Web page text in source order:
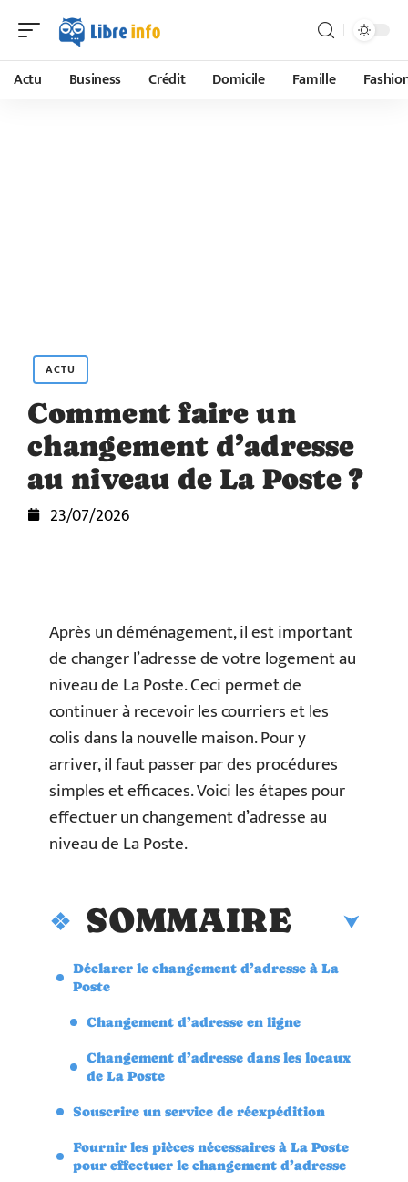
Actu Business Crédit Domicile Famille
ACTU
Comment faire un
changement d’adresse
au niveau de La Poste ?
23/07/2026
Après un déménagement, il est important
de changer l’adresse de votre logement au
niveau de La Poste. Ceci permet de
continuer à recevoir les courriers et les
colis dans la nouvelle maison. Pour y
arriver, il faut passer par des procédures
simples et efficaces. Voici les étapes pour
effectuer un changement d’adresse au
niveau de La Poste.
SOMMAIRE
Déclarer le changement d’adresse à La
Poste
Changement d’adresse en ligne
Changement d’adresse dans les locaux
de La Poste
Souscrire un service de réexpédition
Fournir les pièces nécessaires à La Poste
pour effectuer le changement d’adresse